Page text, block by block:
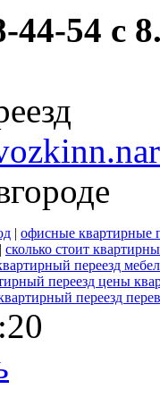
44-54 c
| офисные квартирные
| сколько стоит
переезд
переезд цены
переезд